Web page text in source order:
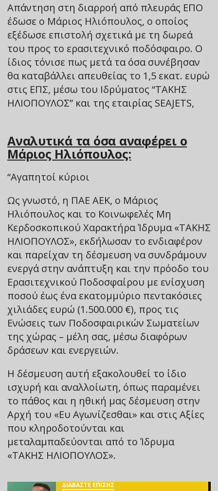
Απάντηση στη διαρροή από πλευράς ΕΠΟ
έδωσε ο Μάριος Ηλιόπουλος, ο οποίος
εξέδωσε επιστολή σχετικά με τη δωρεά
του προς το ερασιτεχνικό ποδόσφαιρο. Ο
ίδιος τόνισε πως μετά τα όσα συνέβησαν
θα καταβάλλει απευθείας το 1,5 εκατ. ευρώ
στις ΕΠΣ, μέσω του Ιδρύματος “ΤΑΚΗΣ
ΗΛΙΟΠΟΥΛΟΣ” και της εταιρίας SEAJETS,
Αναλυτικά τα όσα αναφέρει ο
Μάριος Ηλιόπουλος:
“Αγαπητοί κύριοι
Ως γνωστό, η ΠΑΕ ΑΕΚ, ο Μάριος
Ηλιόπουλος και το Κοινωφελές Μη
Κερδοσκοπικού Χαρακτήρα Ίδρυμα «ΤΑΚΗΣ
ΗΛΙΟΠΟΥΛΟΣ», εκδήλωσαν το ενδιαφέρον
και παρείχαν τη δέσμευση να συνδράμουν
ενεργά στην ανάπτυξη και την πρόοδο του
Ερασιτεχνικού Ποδοσφαίρου με ενίσχυση
ποσού έως ένα εκατομμύριο πεντακόσιες
χιλιάδες ευρώ (1.500.000 €), προς τις
Ενώσεις των Ποδοσφαιρικών Σωματείων
της χώρας – μέλη σας, μέσω διαφόρων
δράσεων και ενεργειών.
Η δέσμευση αυτή εξακολουθεί το ίδιο
ισχυρή και αναλλοίωτη, όπως παραμένει
το πάθος και η ηθική μας δέσμευση στην
Αρχή του «Ευ Αγωνίζεσθαι» και στις Αξίες
που κληροδοτούνται και
μεταλαμπαδεύονται από το Ίδρυμα
«ΤΑΚΗΣ ΗΛΙΟΠΟΥΛΟΣ».
ΔΙΑΒΑΣΤΕ ΕΠΙΣΗΣ